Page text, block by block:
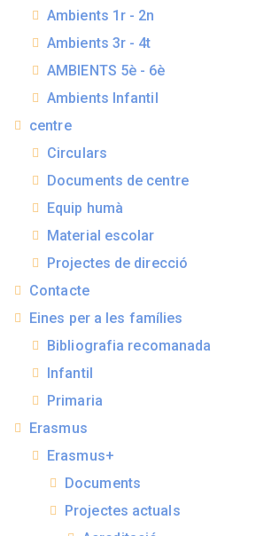
Ambients 1r - 2n
Ambients 3r - 4t
AMBIENTS 5è - 6è
Ambients Infantil
centre
Circulars
Documents de centre
Equip humà
Material escolar
Projectes de direcció
Contacte
Eines per a les famílies
Bibliografia recomanada
Infantil
Primaria
Erasmus
Erasmus+
Documents
Projectes actuals